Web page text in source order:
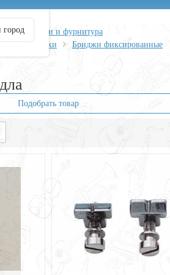
городЗапчасти и фурнитура
колышки
Бриджи фиксированные
Подобрать товар